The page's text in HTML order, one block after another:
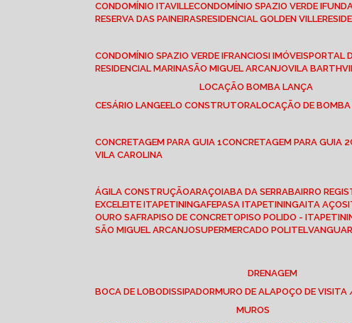
CONDOMÍNIO ITAVILLE CONDOMÍNIO SPAZIO VERDE I
RESERVA DAS PAINEIRAS RESIDENCIAL GOLDEN VILLE
CONDOMÍNIO SPAZIO VERDE I FRANCIOSI IMÓVEIS PORTAL
RESIDENCIAL MARINA SÃO MIGUEL ARCANJO VILA BARTH
LOCAÇÃO BOMBA LANÇA
CESÁRIO LANGE ELO CONSTRUTORA LOCAÇÃO DE
CONCRETAGEM PARA GUIA 1 CONCRETAGEM PARA GUIA 2
VILA CAROLINA
ÁGILA CONSTRUÇÃO ARAÇOIABA DA SERRA BAIRRO
EXCELEITE ITAPETININGA FEPASA ITAPETININGA ITA AÇOS
OURO SAFRA PISO DE CONCRETO PISO POLIDO -
SÃO MIGUEL ARCANJO SUPERMERCADO POLITEL
DRENAGEM
BOCA DE LOBO DISSIPADOR MURO DE ALA POÇO DE
MUROS